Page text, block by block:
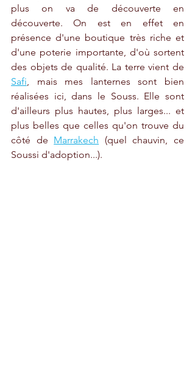
plus on va de découverte en
découverte. On est en effet en
présence d'une boutique très riche et
d'une poterie importante, d'où sortent
Safi, mais mes lanternes sont bien
réalisées ici, dans le Souss. Elle sont
d'ailleurs plus hautes, plus larges... et
plus belles que celles qu'on trouve du
côté de Marrakech (quel chauvin, ce
Soussi d'adoption...).